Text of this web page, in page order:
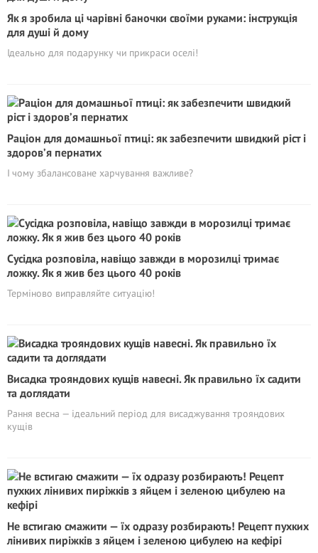
Як я зробила ці чарівні баночки своїми руками: інструкція
для душі й дому
Ідеально для подарунку чи прикраси оселі!
Раціон для домашньої птиці: як забезпечити швидкий ріст і
здоров’я пернатих
І чому збалансоване харчування важливе?
Сyciдка розповіла, навіщо завжди в морозилці тримає
ложку. Як я жив без цього 40 років
Терміново виправляйте ситуацію!
Висадка трояндових кущів навесні. Як правильно їх садити
та доглядати
Рання весна — ідеальний період для висаджування трояндових
кущів
Не встигаю смажити — їх одразу розбирають! Рецепт пухких
лінивих пиріжків з яйцем і зеленою цибулею на кефірі